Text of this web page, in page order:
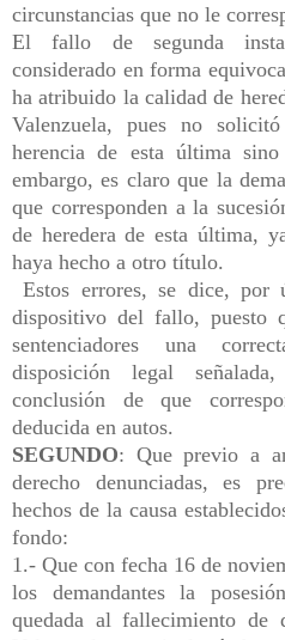
circunstancias que no le
El fallo de segunda
considerado en forma
ha atribuido la calidad de
Valenzuela, pues no
herencia de esta última
embargo, es claro que la
que corresponden a la
de heredera de esta última,
haya hecho a otro título.
Estos errores, se dice,
dispositivo del fallo, puesto
sentenciadores una
disposición legal
conclusión de que
deducida en autos.
SEGUNDO: Que previo a
derecho denunciadas, es
hechos de la causa
fondo:
1.- Que con fecha 16 de
los demandantes la
quedada al fallecimiento de